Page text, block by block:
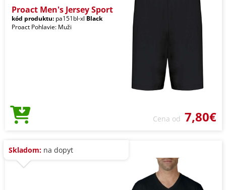
Proact Men's Jersey Sport
kód produktu: pa151bl-xl Black
Proact Pohlavie: Muži
Cena od 7,80€
Skladom: na dopyt